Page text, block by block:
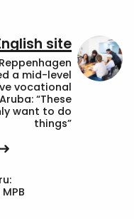
site
a mid-level
vocational
“These
want to do
things”